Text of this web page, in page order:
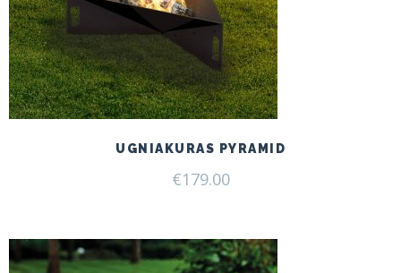
UGNIAKURAS PYRAMID
€179.00